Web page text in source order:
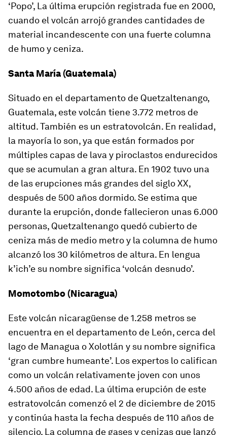
‘Popo’, La última erupción registrada fue en 2000,
cuando el volcán arrojó grandes cantidades de
material incandescente con una fuerte columna
de humo y ceniza.
Santa María (Guatemala)
Situado en el departamento de Quetzaltenango,
Guatemala, este volcán tiene 3.772 metros de
altitud. También es un estratovolcán. En realidad,
la mayoría lo son, ya que están formados por
múltiples capas de lava y piroclastos endurecidos
que se acumulan a gran altura. En 1902 tuvo una
de las erupciones más grandes del siglo XX,
después de 500 años dormido. Se estima que
durante la erupción, donde fallecieron unas 6.000
personas, Quetzaltenango quedó cubierto de
ceniza más de medio metro y la columna de humo
alcanzó los 30 kilómetros de altura. En lengua
k’ich’e su nombre significa ‘volcán desnudo’.
Momotombo (Nicaragua)
Este volcán nicaragüense de 1.258 metros se
encuentra en el departamento de León, cerca del
lago de Managua o Xolotlán y su nombre significa
‘gran cumbre humeante’. Los expertos lo califican
como un volcán relativamente joven con unos
4.500 años de edad. La última erupción de este
estratovolcán comenzó el 2 de diciembre de 2015
y continúa hasta la fecha después de 110 años de
silencio. La columna de gases y cenizas que lanzó